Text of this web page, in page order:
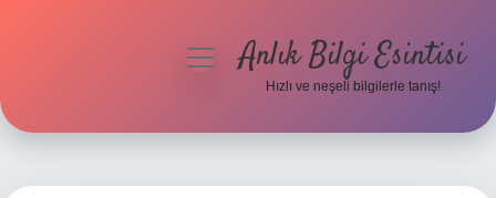
menüyüAnlık Bilgi Esintisi
Hızlı ve neşeli bilgilerle tanış!